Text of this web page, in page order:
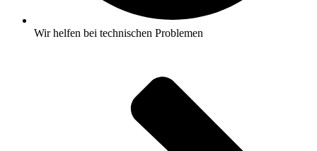
Wir helfen bei technischen Problemen